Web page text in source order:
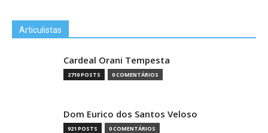
Articulistas
Cardeal Orani Tempesta
2710 POSTS 0 COMENTÁRIOS
Dom Eurico dos Santos Veloso
921 POSTS 0 COMENTÁRIOS